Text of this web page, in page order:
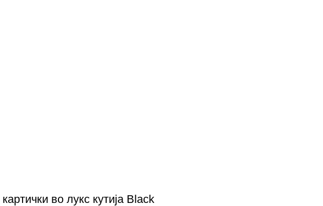
во лукс кутија Black